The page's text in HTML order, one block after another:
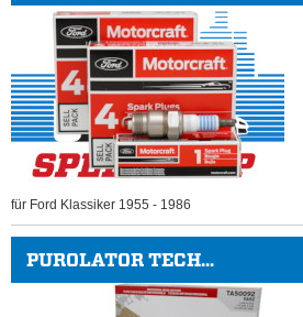
für Ford Klassiker 1955 - 1986
PUROLATOR TECH...